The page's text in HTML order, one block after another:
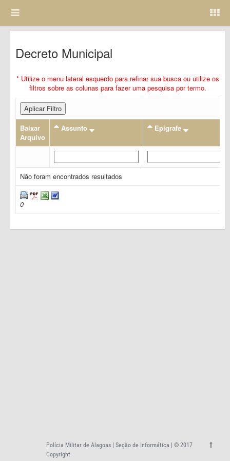
Decreto Municipal
* Utilize o menu lateral esquerdo para refinar sua busca ou utilize os
filtros sobre as colunas para fazer uma pesquisa por termo.
Aplicar Filtro
Baixar
Arquivo
Assunto Epigrafe
Não foram encontrados resultados
0
Polícia Militar de Alagoas | Seção de Informática | © 2017
Copyright.